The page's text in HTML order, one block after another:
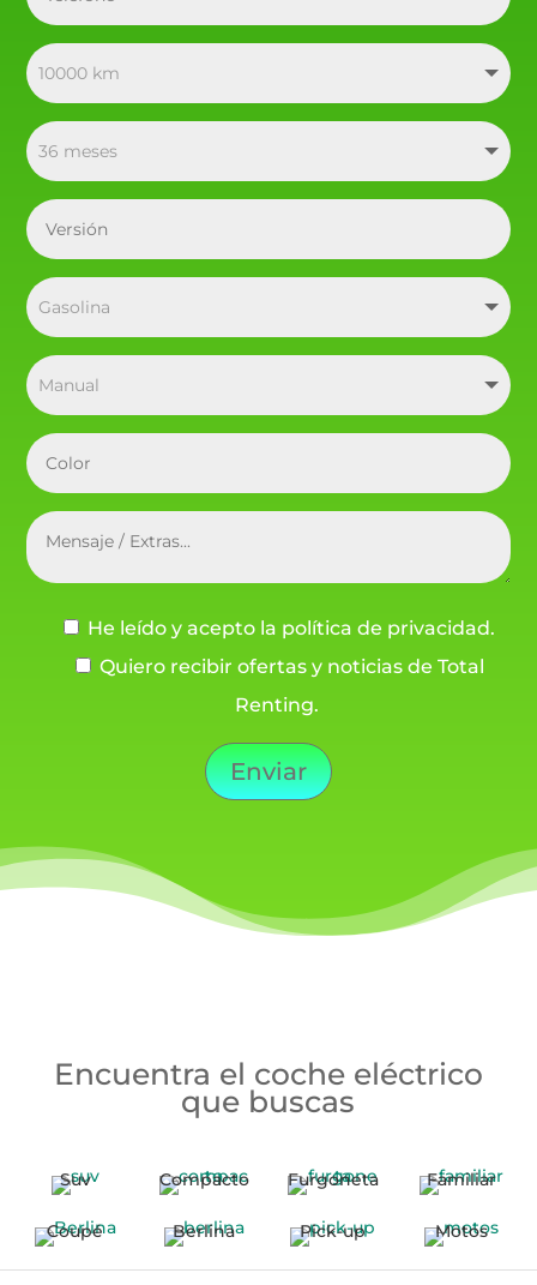
He leído y acepto la política de privacidad.
Quiero recibir ofertas y noticias de Total
Renting.
Enviar
Encuentra el coche eléctrico
que buscas
Suv Compacto Furgoneta Familiar
Coupé Berlina Pick-up Motos